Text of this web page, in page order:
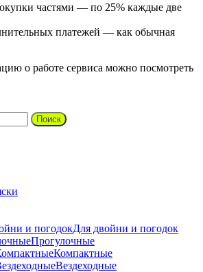
частями — по 25% каждые две
платежей — как обычная
о работе сервиса можно посмотреть
Поиск
Для двойни и погодок
Прогулочные
Компактные
Вездеходные